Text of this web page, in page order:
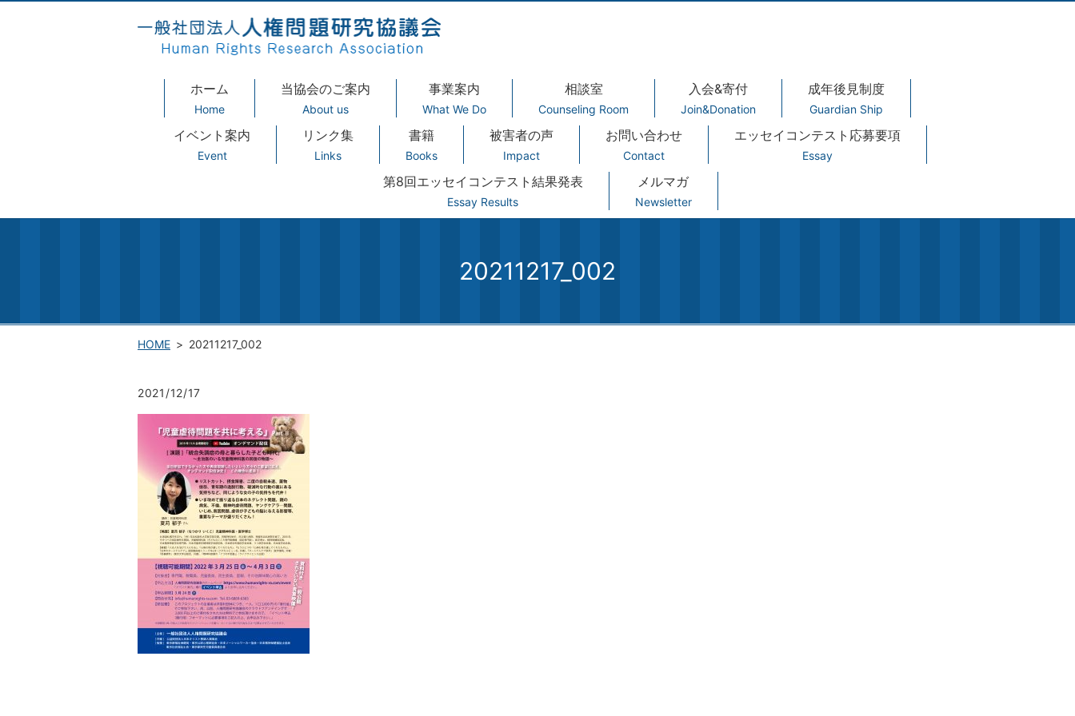
ホーム
Home
当協会のご案内
About us
事業案内
What We Do
相談室
Counseling Room
入会&寄付
Join&Donation
成年後見制度
Guardian Ship
イベント案内
Event
リンク集
Links
書籍
Books
被害者の声
Impact
お問い合わせ
Contact
エッセイコンテスト応募要項
Essay
第8回エッセイコンテスト結果発表
Essay Results
メルマガ
Newsletter
20211217_002
HOME 20211217_002
2021/12/17